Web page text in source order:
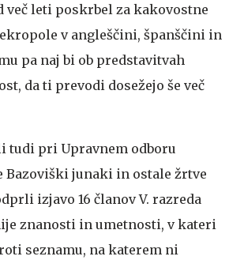
več leti poskrbel za kakovostne
v angleščini, španščini in
pa naj bi ob predstavitvah
da ti prevodi dosežejo še več
tudi pri Upravnem odboru
Bazoviški junaki in ostale žrtve
izjavo 16 članov V. razreda
znanosti in umetnosti, v kateri
seznamu, na katerem ni